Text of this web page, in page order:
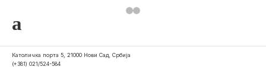
a
Католичка порта 5, 21000 Нови Сад, Србија
(+381) 021/524-584